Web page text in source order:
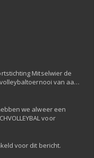
Mitselwier de
van aa…
we alweer een
voor
voor dit bericht.